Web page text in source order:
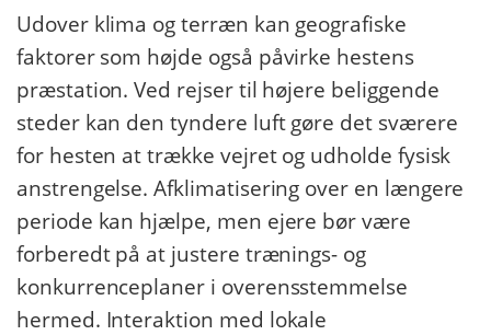
Udover klima og terræn kan geografiske
faktorer som højde også påvirke hestens
præstation. Ved rejser til højere beliggende
steder kan den tyndere luft gøre det sværere
for hesten at trække vejret og udholde fysisk
anstrengelse. Afklimatisering over en længere
periode kan hjælpe, men ejere bør være
forberedt på at justere trænings- og
konkurrenceplaner i overensstemmelse
hermed. Interaktion med lokale